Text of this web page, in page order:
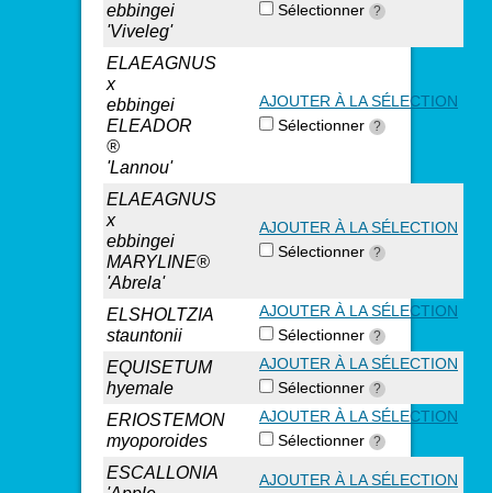
ebbingei
'Viveleg'
Sélectionner ?
ELAEAGNUS
x
ebbingei
ELEADOR
®
'Lannou'
AJOUTER À LA SÉLECTION
Sélectionner ?
ELAEAGNUS
x
ebbingei
MARYLINE®
'Abrela'
AJOUTER À LA SÉLECTION
Sélectionner ?
ELSHOLTZIA
stauntonii
AJOUTER À LA SÉLECTION
Sélectionner ?
EQUISETUM
hyemale
AJOUTER À LA SÉLECTION
Sélectionner ?
ERIOSTEMON
myoporoides
AJOUTER À LA SÉLECTION
Sélectionner ?
ESCALLONIA
AJOUTER À LA SÉLECTION